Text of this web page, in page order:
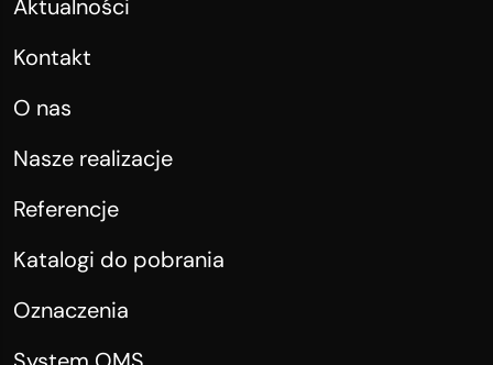
Aktualności
Kontakt
O nas
Nasze realizacje
Referencje
Katalogi do pobrania
Oznaczenia